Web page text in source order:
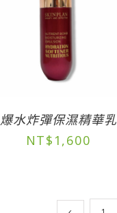
爆水炸彈保濕精華乳
NT$ 1,600